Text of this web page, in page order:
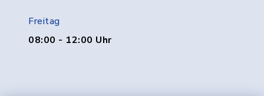
Freitag
08:00 - 12:00 Uhr